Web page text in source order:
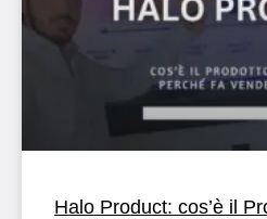
Halo Product: cos’è il